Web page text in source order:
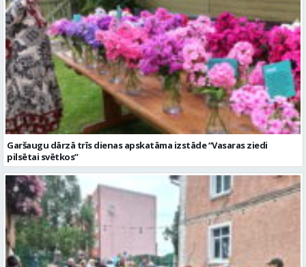
Garšaugu dārzā trīs dienas apskatāma izstāde “Vasaras ziedi
pilsētai svētkos”